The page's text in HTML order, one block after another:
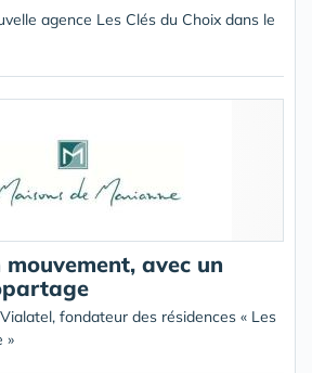
agence Les Clés du Choix dans le
mouvement, avec un
fondateur des résidences « Les
»